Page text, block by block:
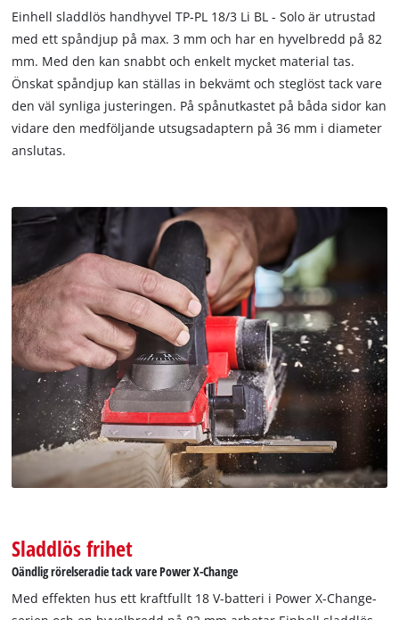
Einhell sladdlös handhyvel TP-PL 18/3 Li BL - Solo är utrustad
med ett spåndjup på max. 3 mm och har en hyvelbredd på 82
mm. Med den kan snabbt och enkelt mycket material tas.
Önskat spåndjup kan ställas in bekvämt och steglöst tack vare
den väl synliga justeringen. På spånutkastet på båda sidor kan
vidare den medföljande utsugsadaptern på 36 mm i diameter
anslutas.
Sladdlös frihet
Oändlig rörelseradie tack vare Power X-Change
Med effekten hus ett kraftfullt 18 V-batteri i Power X-Change-